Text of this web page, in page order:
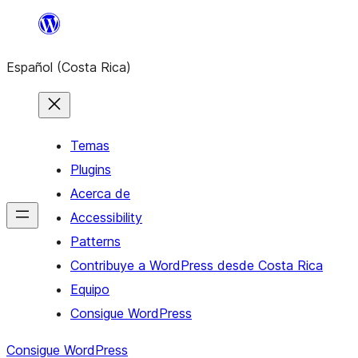
Saltar
contenido
Español (Costa Rica)
Temas
Plugins
Acerca de
Accessibility
Patterns
Contribuye a WordPress desde Costa Rica
Equipo
Consigue WordPress
Consigue WordPress